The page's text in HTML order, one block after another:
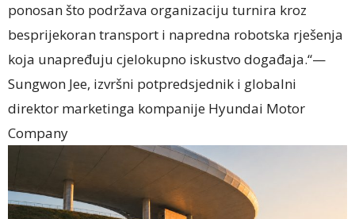
ponosan što podržava organizaciju turnira kroz
besprijekoran transport i napredna robotska rješenja
koja unapređuju cjelokupno iskustvo događaja.“—
Sungwon Jee, izvršni potpredsjednik i globalni
direktor marketinga kompanije Hyundai Motor
Company